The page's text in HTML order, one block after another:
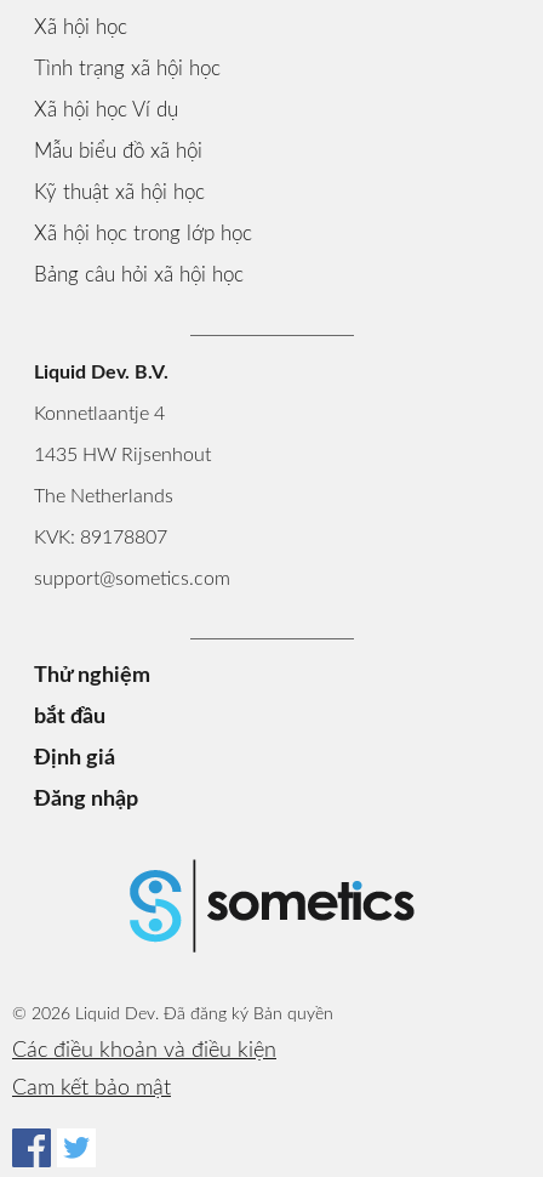
Xã hội học
Tình trạng xã hội học
Xã hội học Ví dụ
Mẫu biểu đồ xã hội
Kỹ thuật xã hội học
Xã hội học trong lớp học
Bảng câu hỏi xã hội học
Liquid Dev. B.V.
Konnetlaantje 4
1435 HW Rijsenhout
The Netherlands
KVK: 89178807
support@sometics.com
Thử nghiệm
bắt đầu
Định giá
Đăng nhập
© 2026 Liquid Dev. Đã đăng ký Bản quyền
Các điều khoản và điều kiện
Cam kết bảo mật